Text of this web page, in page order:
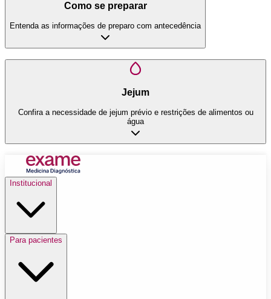
Como se preparar
Entenda as informações de preparo com antecedência
Jejum
Confira a necessidade de jejum prévio e restrições de alimentos ou
água
Institucional
Para pacientes